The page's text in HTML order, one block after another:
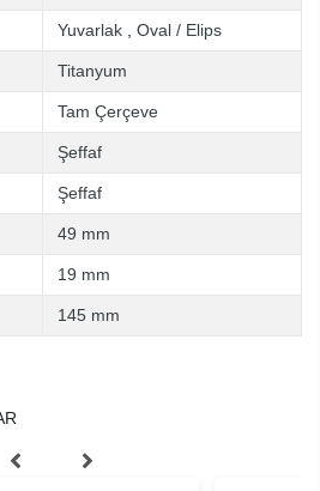
Yuvarlak Oval / Elips
Titanyum
Tam Çerçeve
Şeffaf
Şeffaf
49 mm
19 mm
145 mm